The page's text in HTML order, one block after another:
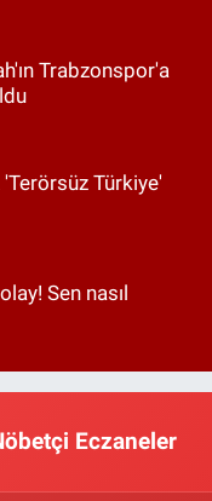
Trabzonspor'a
Türkiye'
Sen nasıl
Eczaneler